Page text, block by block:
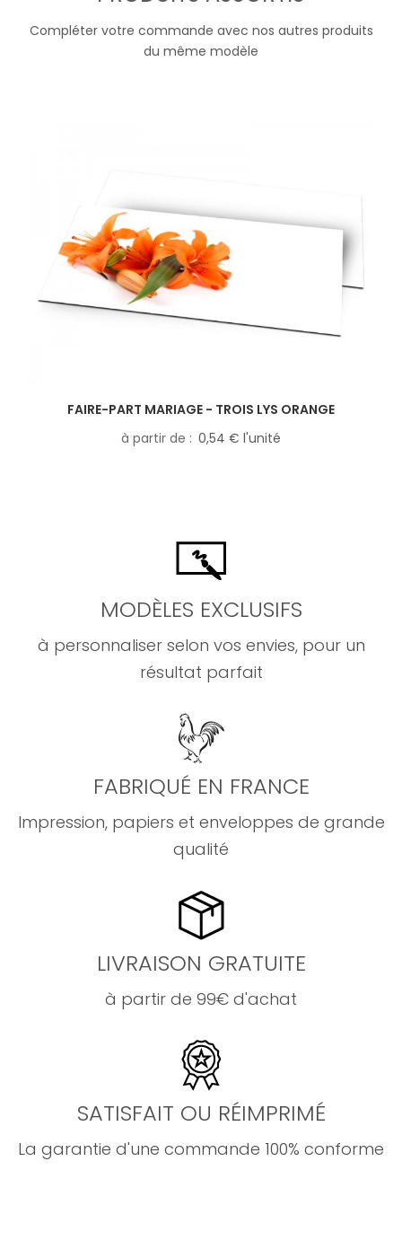
Compléter votre commande avec nos autres produits
du même modèle
FAIRE-PART MARIAGE - TROIS LYS ORANGE
à partir de
0,54 € l'unité
MODÈLES EXCLUSIFS
à personnaliser selon vos envies, pour un
résultat parfait
FABRIQUÉ EN FRANCE
Impression, papiers et enveloppes de grande
qualité
LIVRAISON GRATUITE
à partir de 99€ d'achat
SATISFAIT OU RÉIMPRIMÉ
La garantie d'une commande 100% conforme